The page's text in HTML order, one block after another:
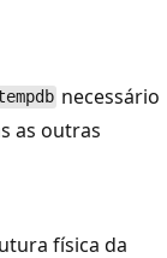
necessário
as outras
física da